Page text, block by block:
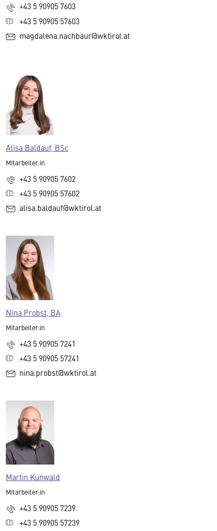
+43 5 90905 7603
+43 5 90905 57603
magdalena.nachbaur@wktirol.at
Alisa Baldauf, BSc
Mitarbeiter:in
+43 5 90905 7602
+43 5 90905 57602
alisa.baldauf@wktirol.at
Nina Probst, BA
Mitarbeiter:in
+43 5 90905 7241
+43 5 90905 57241
nina.probst@wktirol.at
Martin Kunwald
Mitarbeiter:in
+43 5 90905 7239
+43 5 90905 57239